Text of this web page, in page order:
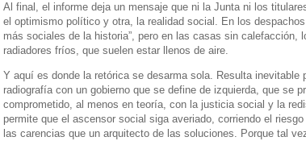
Al final, el informe deja un mensaje que ni la Junta ni los
el optimismo político y otra, la realidad social. En los
más sociales de la historia”, pero en las casas sin calefacción,
radiadores fríos, que suelen estar llenos de aire.
Y aquí es donde la retórica se desarma sola. Resulta inevitable
radiografía con un gobierno que se define de izquierda, que se
comprometido, al menos en teoría, con la justicia social y la
permite que el ascensor social siga averiado, corriendo el
las carencias que un arquitecto de las soluciones. Porque tal